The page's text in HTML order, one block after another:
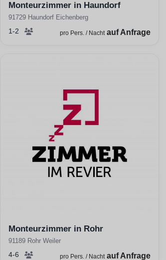
Monteurzimmer in Haundorf
91729 Haundorf Eichenberg
1-2 pro Pers. / Nacht auf Anfrage
Monteurzimmer in Rohr
91189 Rohr Weiler
4-6 pro Pers. / Nacht auf Anfrage